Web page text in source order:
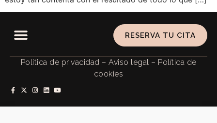
RESERVA TU CITA
Política de privacidad – Aviso legal – Política de
cookies